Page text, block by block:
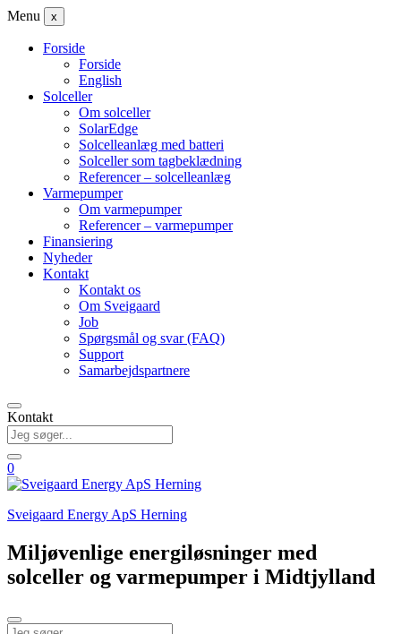
Menu x
Forside
Forside
English
Solceller
Om solceller
SolarEdge
Solcelleanlæg med batteri
Solceller som tagbeklædning
Referencer – solcelleanlæg
Varmepumper
Om varmepumper
Referencer – varmepumper
Finansiering
Nyheder
Kontakt
Kontakt os
Om Sveigaard
Job
Spørgsmål og svar (FAQ)
Support
Samarbejdspartnere
Kontakt
0
Sveigaard Energy ApS Herning
Miljøvenlige energiløsninger med
solceller og varmepumper i Midtjylland